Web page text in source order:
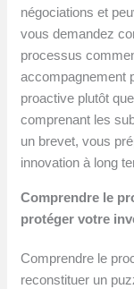
négociations et
vous demandez
processus
accompagnement
proactive plutôt
comprenant les
un brevet, vous
innovation à long
Comprendre le
protéger votre
Comprendre le
reconstituer un